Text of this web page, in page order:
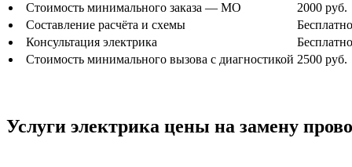
Стоимость минимального заказа — МО
2000 руб.
Составление расчёта и схемы
Консультация электрика
Стоимость минимального вызова с диагностикой 2500 руб.
Услуги электрика цены на замену